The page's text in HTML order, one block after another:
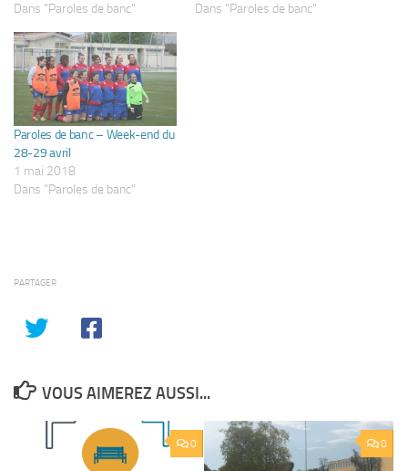
Dans "Paroles de banc"
Dans "Paroles de banc"
Paroles de banc – Week-end du
28-29 avril
1 mai 2018
Dans "Paroles de banc"
PARTAGER
VOUS AIMEREZ AUSSI...
0 0